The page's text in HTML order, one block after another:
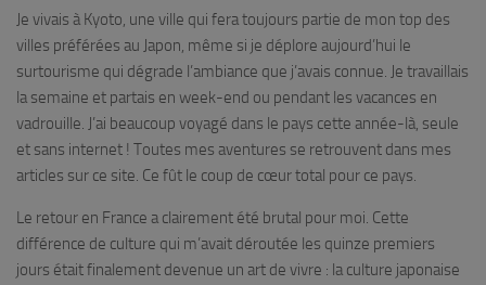
Je vivais à Kyoto, une ville qui fera toujours partie de mon top des
villes préférées au Japon, même si je déplore aujourd’hui le
surtourisme qui dégrade l’ambiance que j’avais connue. Je travaillais
la semaine et partais en week-end ou pendant les vacances en
vadrouille. J’ai beaucoup voyagé dans le pays cette année-là, seule
et sans internet ! Toutes mes aventures se retrouvent dans mes
articles sur ce site. Ce fût le coup de cœur total pour ce pays.
Le retour en France a clairement été brutal pour moi. Cette
différence de culture qui m’avait déroutée les quinze premiers
jours était finalement devenue un art de vivre : la culture japonaise